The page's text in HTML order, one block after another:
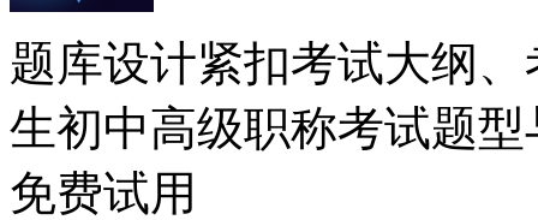
题库设计紧扣考试大纲
生初中高级职称考试题
免费试用